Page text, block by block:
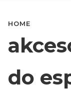
HOME
do